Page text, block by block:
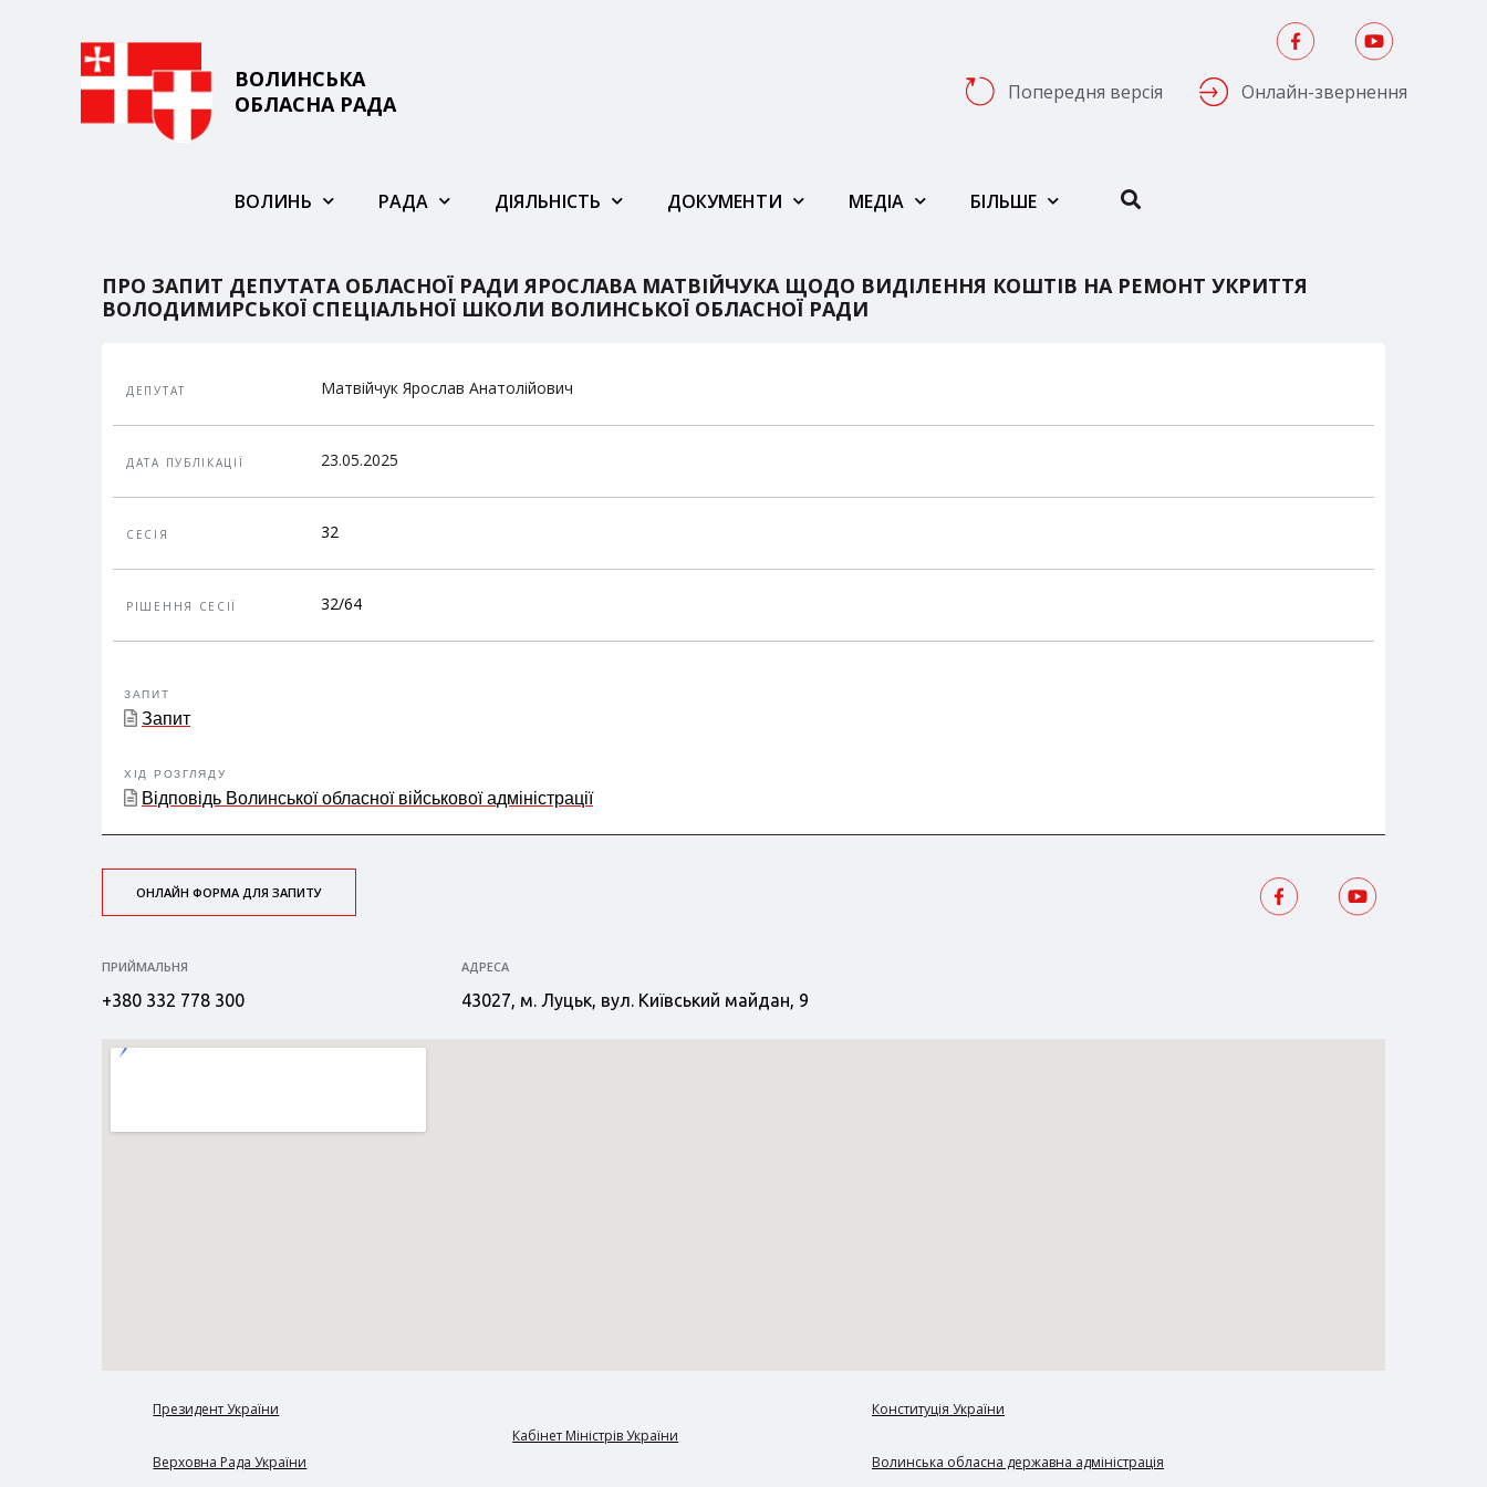
ВОЛИНСЬКА
ОБЛАСНА РАДА
Попередня версія Онлайн-звернення
ВОЛИНЬ РАДА ДІЯЛЬНІСТЬ ДОКУМЕНТИ МЕДІА БІЛЬШЕ
ПРО ЗАПИТ ДЕПУТАТА ОБЛАСНОЇ РАДИ ЯРОСЛАВА МАТВІЙЧУКА ЩОДО ВИДІЛЕННЯ КОШТІВ НА РЕМОНТ УКРИТТЯ
ВОЛОДИМИРСЬКОЇ СПЕЦІАЛЬНОЇ ШКОЛИ ВОЛИНСЬКОЇ ОБЛАСНОЇ РАДИ
ДЕПУТАТ Матвійчук Ярослав Анатолійович
ДАТА ПУБЛІКАЦІЇ 23.05.2025
СЕСІЯ 32
РІШЕННЯ СЕСІЇ 32/64
ЗАПИТ
Запит
ХІД РОЗГЛЯДУ
Відповідь Волинської обласної військової адміністрації
ОНЛАЙН ФОРМА ДЛЯ ЗАПИТУ
ПРИЙМАЛЬНЯ
+380 332 778 300
АДРЕСА
43027, м. Луцьк, вул. Київський майдан, 9
Президент України
Верховна Рада України
Кабінет Міністрів України
Конституція України
Волинська обласна державна адміністрація